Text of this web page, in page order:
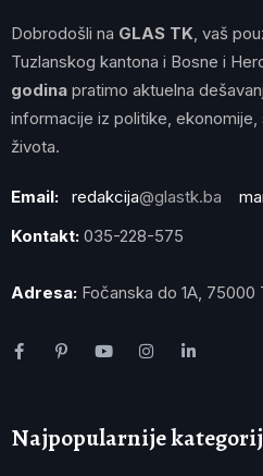
Dobrodošli na GLAS TK , vaš
Tuzlanskog kantona i Bosne i
godina pratimo aktuelna
informacije iz politike,
života.
Email: redakcija@glastk.ba
Kontakt: 035-228-575
Adresa: Fočanska do 1A,
Najpopularnije